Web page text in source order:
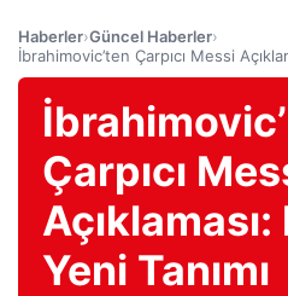
Haberler›Güncel Haberler›
İbrahimovic’ten Çarpıcı Messi
Çarpıcı
Yeni Tanımı